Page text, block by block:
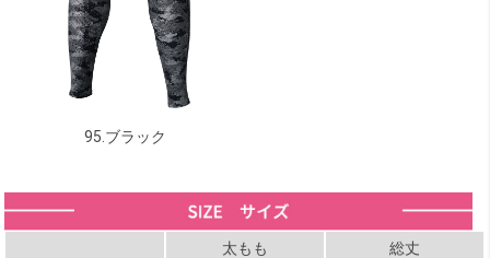
95.ブラック
太もも
総丈